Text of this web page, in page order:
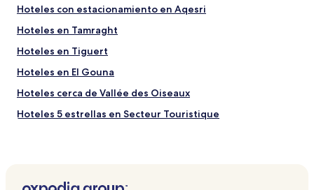
Hoteles con estacionamiento en Aqesri
Hoteles en Tamraght
Hoteles en Tiguert
Hoteles en El Gouna
Hoteles cerca de Vallée des Oiseaux
Hoteles 5 estrellas en Secteur Touristique